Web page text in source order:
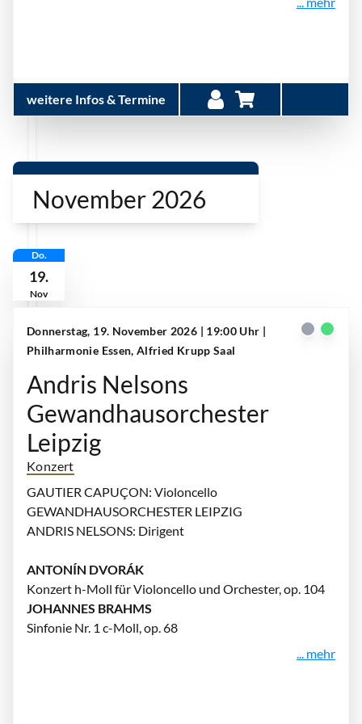
weitere Infos & Termine
November 2026
Do.
19.
Nov
Donnerstag, 19. November 2026 | 19:00 Uhr |
Philharmonie Essen, Alfried Krupp Saal
Andris Nelsons
Gewandhausorchester
Leipzig
Konzert
GAUTIER CAPUÇON: Violoncello
GEWANDHAUSORCHESTER LEIPZIG
ANDRIS NELSONS: Dirigent
ANTONÍN DVORÁK
Konzert h-Moll für Violoncello und Orchester, op. 104
JOHANNES BRAHMS
Sinfonie Nr. 1 c-Moll, op. 68
... mehr